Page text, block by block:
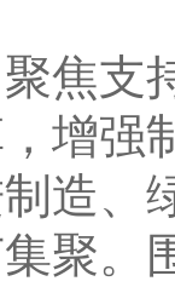
聚焦
增强
造、
聚。